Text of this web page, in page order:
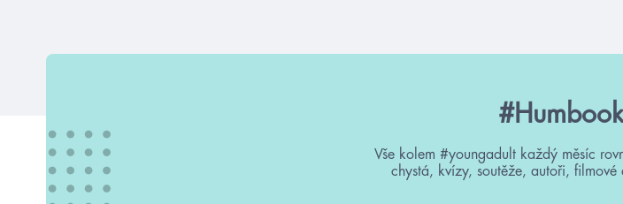
Vše kolem #youngadult každý měsíc
chystá, kvízy, soutěže, autoři,